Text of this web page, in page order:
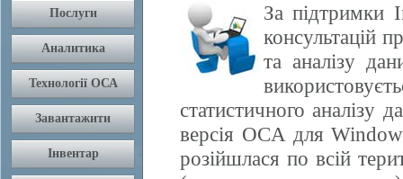
За підтримки
консультацій
та аналізу
статистичного
версія OCA для
розійшлася по всій